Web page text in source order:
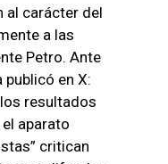
al carácter del
a las
Petro. Ante
publicó en X:
resultados
aparato
critican